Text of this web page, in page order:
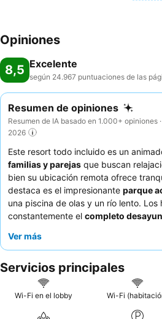
Opiniones
8,5 Excelente
según 24.967 puntuaciones de las
Resumen de opiniones
Resumen de IA basado en 1.000+ opiniones
2026
Este resort todo incluido es un
familias y parejas que buscan
bien su ubicación remota ofrece
destaca es el impresionante parque
una piscina de olas y un río lento. Los
constantemente el completo
estancia más tranquila, considere
ruido.
Ver más
Servicios principales
Wi-Fi en el lobby Wi-Fi